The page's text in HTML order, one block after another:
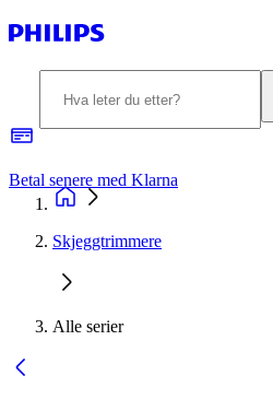
Betal senere med Klarna
Skjeggtrimmere
Alle serier